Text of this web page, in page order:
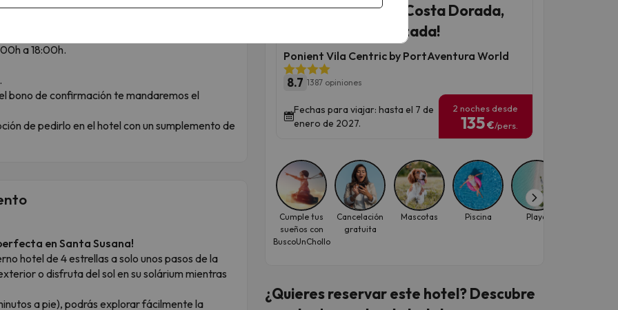
a 18:00h.
.
bono de confirmación te mandaremos el
de pedirlo en el hotel con un sumplemento de
en Santa Susana!
hotel de 4 estrellas a solo unos pasos de la
o disfruta del sol en su solárium mientras
a pie), podrás explorar fácilmente la
con hotel 4* en la Costa Dorada,
¡diversión garantizada!
Ponient Vila Centric by PortAventura World
8.7 1387 opiniones
Fechas para viajar: hasta el 7 de
enero de 2027.
2 noches desde
135€/pers.
Cumple tus
sueños con
BuscoUnChollo
Cancelación
gratuita
Mascotas Piscina Playa
¿Quieres reservar este hotel? Descubre